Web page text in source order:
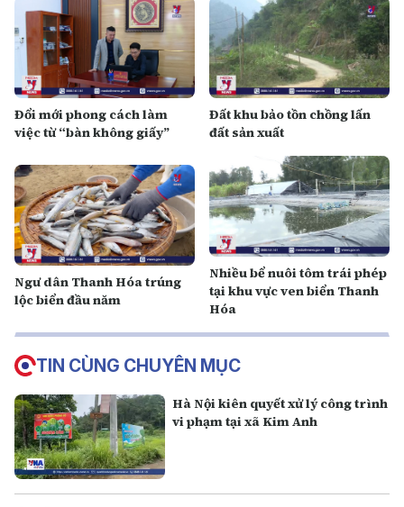
Đổi mới phong cách làm
việc từ “bàn không giấy”
Đất khu bảo tồn chồng lấn
đất sản xuất
Ngư dân Thanh Hóa trúng
lộc biển đầu năm
Nhiều bể nuôi tôm trái phép
tại khu vực ven biển Thanh
Hóa
TIN CÙNG CHUYÊN MỤC
Hà Nội kiên quyết xử lý công trình
vi phạm tại xã Kim Anh